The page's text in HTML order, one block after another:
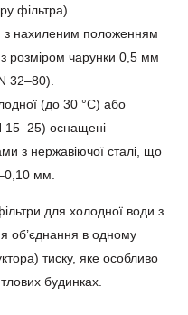
фільтра).
з нахиленим положенням
розміром чарунки 0,5 мм
32–80).
(до 30 °С) або
15–25) оснащені
з нержавіючої сталі, що
мм.
для холодної води з
об’єднання в одному
тиску, яке особливо
будинках.